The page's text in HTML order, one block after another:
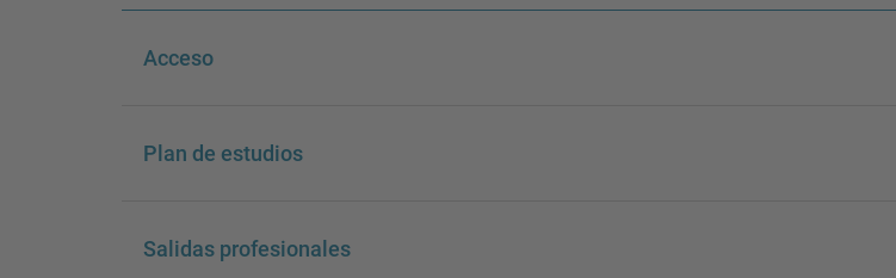
Acceso
Plan de estudios
Salidas profesionales